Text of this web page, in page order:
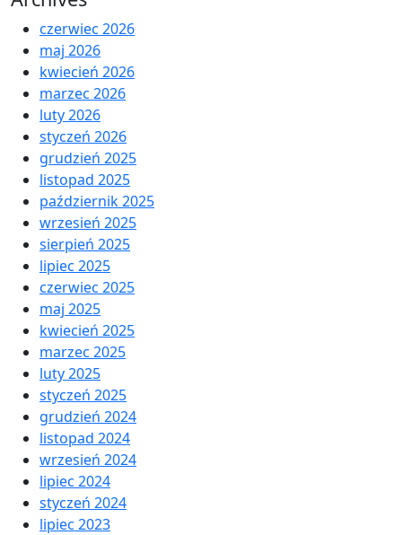
czerwiec 2026
maj 2026
kwiecień 2026
marzec 2026
luty 2026
styczeń 2026
grudzień 2025
listopad 2025
październik 2025
wrzesień 2025
sierpień 2025
lipiec 2025
czerwiec 2025
maj 2025
kwiecień 2025
marzec 2025
luty 2025
styczeń 2025
grudzień 2024
listopad 2024
wrzesień 2024
lipiec 2024
styczeń 2024
lipiec 2023